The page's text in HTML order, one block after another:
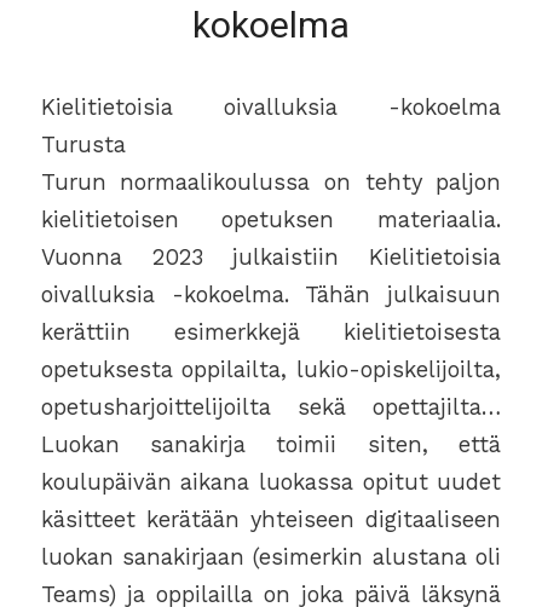
kokoelma
Kielitietoisia oivalluksia -kokoelma
Turusta
Turun normaalikoulussa on tehty paljon
kielitietoisen opetuksen materiaalia.
Vuonna 2023 julkaistiin Kielitietoisia
oivalluksia -kokoelma. Tähän julkaisuun
kerättiin esimerkkejä kielitietoisesta
opetuksesta oppilailta, lukio-opiskelijoilta,
opetusharjoittelijoilta sekä opettajilta…
Luokan sanakirja toimii siten, että
koulupäivän aikana luokassa opitut uudet
käsitteet kerätään yhteiseen digitaaliseen
luokan sanakirjaan (esimerkin alustana oli
Teams) ja oppilailla on joka päivä läksynä